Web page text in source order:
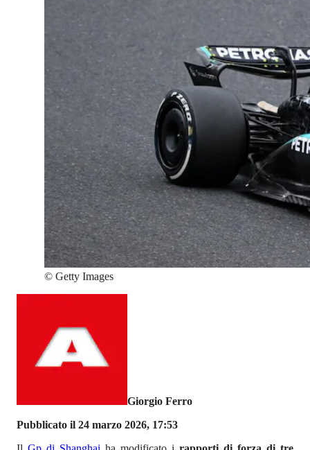
© Getty Images
Giorgio Ferro
Pubblicato il 24 marzo 2026, 17:53